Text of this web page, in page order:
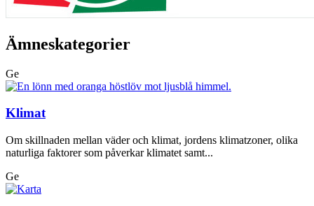
Ämneskategorier
Ge
Klimat
Om skillnaden mellan väder och klimat, jordens klimatzoner, olika
naturliga faktorer som påverkar klimatet samt...
Ge